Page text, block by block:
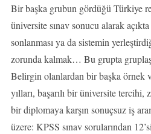
Bir başka grubun gördüğü Türkiye
üniversite sınav sonucu alarak
sonlanması ya da sistemin
zorunda kalmak… Bu grupta
Belirgin olanlardan bir başka örnek
yılları, başarılı bir üniversite
bir diplomaya karşın sonuçsuz iş
üzere: KPSS sınav sorularından